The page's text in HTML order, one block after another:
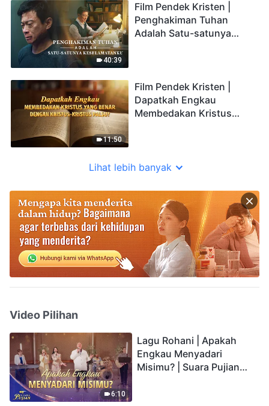
40:39
Film Pendek Kristen |
Penghakiman Tuhan
Adalah Satu-satunya
11:50
Film Pendek Kristen |
Dapatkah Engkau
Membedakan Kristus
Lihat lebih banyak
Video Pilihan
6:10
Lagu Rohani | Apakah
Engkau Menyadari
Misimu? | Suara Pujian